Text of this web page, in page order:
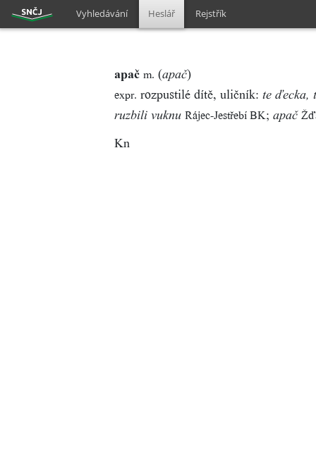
Vyhledávání Heslář Rejstřík
apač m. (apač)
expr. rozpustilé dítě, uličník: te ďecka,
ruzbili vuknu Rájec-Jestřebí BK; apač
Kn